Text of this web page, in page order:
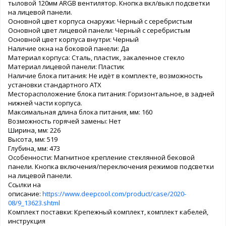
тыловой 120мм ARGB вентилятор. Кнопка вкл/выкл подсветки
на лицевой панели.
Основной цвет корпуса снаружи: Черный с серебристым
Основной цвет лицевой панели: Черный с серебристым
Основной цвет корпуса внутри: Черный
Наличие окна на боковой панели: Да
Материал корпуса: Сталь, пластик, закаленное стекло
Материал лицевой панели: Пластик
Наличие блока питания: Не идёт в комплекте, возможность
установки стандартного ATX
Месторасположение блока питания: Горизонтальное, в задней
нижней части корпуса.
Максимальная длина блока питания, мм: 160
Возможность горячей замены: Нет
Ширина, мм: 226
Высота, мм: 519
Глубина, мм: 473
Особенности: Магнитное крепление стеклянной бековой
панели. Кнопка включения/переключения режимов подсветки
на лицевой панели.
Ссылки на
описание: https://www.deepcool.com/product/case/2020-
08/9_13623.shtml
Комплект поставки: Крепежный комплект, комплект кабелей,
инструкция